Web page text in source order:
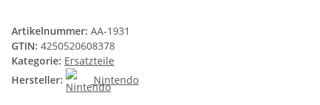
Artikelnummer: AA-1931
GTIN: 4250520608378
Kategorie: Ersatzteile
Hersteller:
Nintendo